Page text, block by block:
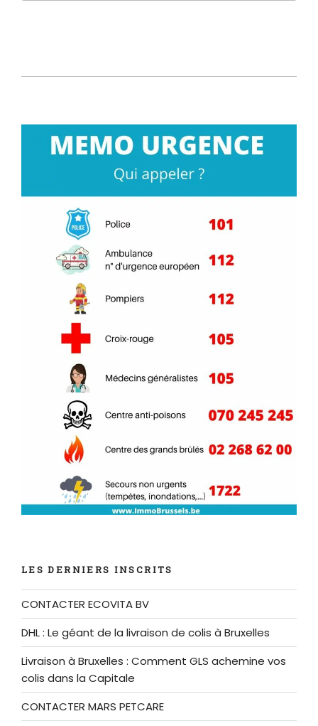
LES DERNIERS INSCRITS
CONTACTER ECOVITA BV
DHL : Le géant de la livraison de colis à Bruxelles
Livraison à Bruxelles : Comment GLS achemine vos
colis dans la Capitale
CONTACTER MARS PETCARE